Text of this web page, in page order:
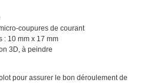
coupures de courant
: 10 mm x 17 mm
3D, à peindre
pour assurer le bon déroulement de